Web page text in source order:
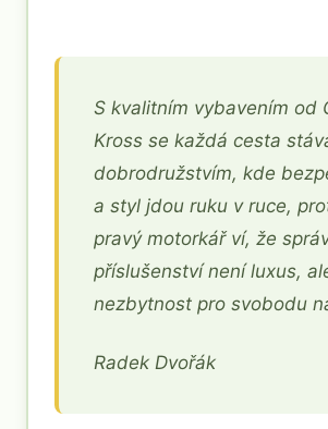
S kvalitním vybavením od
Kross se každá cesta
dobrodružstvím, kde
a styl jdou ruku v ruce,
pravý motorkář ví, že
příslušenství není luxus,
nezbytnost pro svobodu
Radek Dvořák